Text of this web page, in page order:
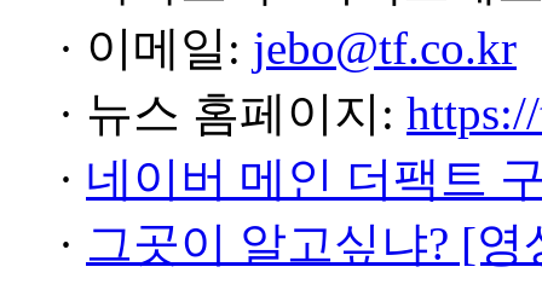
· 이메일: jebo@tf.co.kr
· 뉴스 홈페이지:
· 네이버 메인 더팩트
· 그곳이 알고싶냐? [